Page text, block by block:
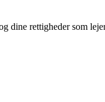
dine rettigheder som